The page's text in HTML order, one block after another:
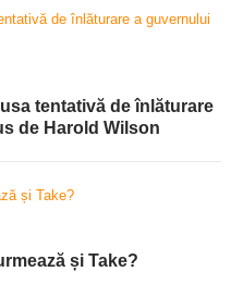
tentativă de înlăturare
de Harold Wilson
și Take?